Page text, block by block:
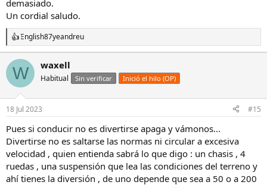
mi :
demasiado.
Un cordial saludo.
R
e
a
c
o
n
e
s
English87yeandreu
W waxell
Habitual Sin verificar Inició el hilo (OP)
18 Jul 2023 #15
Pues si conducir no es divertirse apaga y vámonos...
Divertirse no es saltarse las normas ni circular a excesiva
velocidad , quien entienda sabrá lo que digo : un chasis , 4
ruedas , una suspensión que lea las condiciones del terreno y
ahí tienes la diversión , de uno depende que sea a 50 o a 200